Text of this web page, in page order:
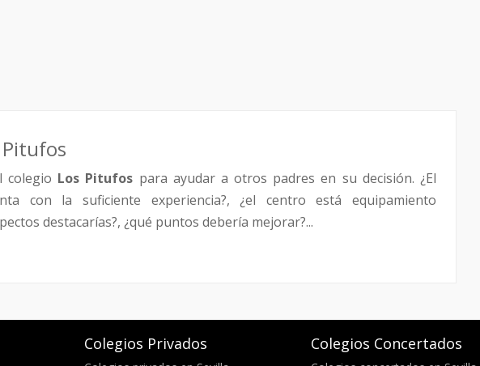
colegio Los Pitufos para ayudar a otros padres en su decisión. ¿El
con la suficiente experiencia?, ¿el centro está equipamiento
destacarías?, ¿qué puntos debería mejorar?...
Colegios Privados Colegios Concertados